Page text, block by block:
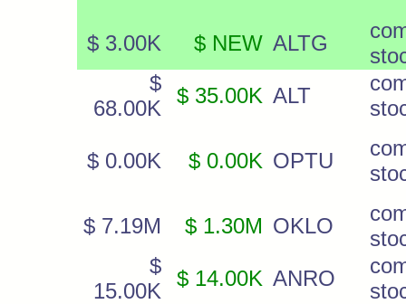
$ 3.00K $ NEW ALTG
$
68.00K
$ 35.00K ALT
$ 0.00K $ 0.00K OPTU
$ 7.19M $ 1.30M OKLO
$
15.00K
$ 14.00K ANRO